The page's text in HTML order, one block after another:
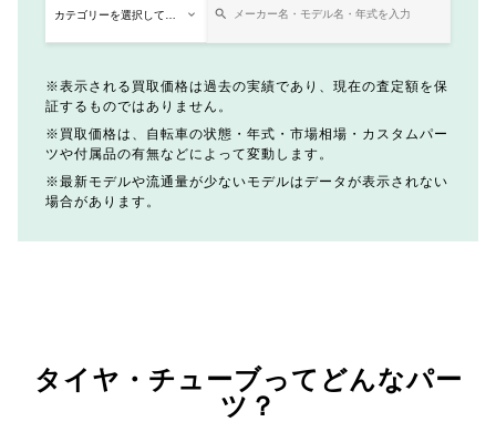
表示される買取価格は過去の実績であり、現在の査定額を保
証するものではありません。
買取価格は、自転車の状態・年式・市場相場・カスタムパー
ツや付属品の有無などによって変動します。
最新モデルや流通量が少ないモデルはデータが表示されない
場合があります。
タイヤ・チューブってどんなパー
ツ？